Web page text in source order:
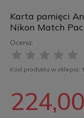
Karta pamięci
Nikon Match
Ocena:
Kod produktu w sklepie: